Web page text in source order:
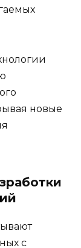
новые
с